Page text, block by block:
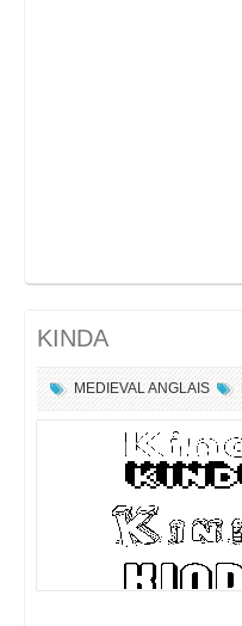
KINDA
MEDIEVAL ANGLAIS